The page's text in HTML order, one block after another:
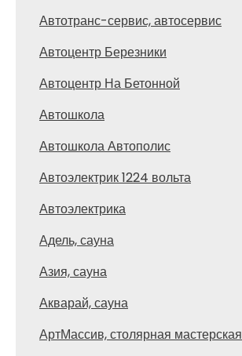
Автотранс-сервис, автосервис
Автоцентр Березники
Автоцентр На Бетонной
Автошкола
Автошкола Автополис
Автоэлектрик 1224 вольта
Автоэлектрика
Адель, сауна
Азия, сауна
Акварай, сауна
АртМассив, столярная мастерская